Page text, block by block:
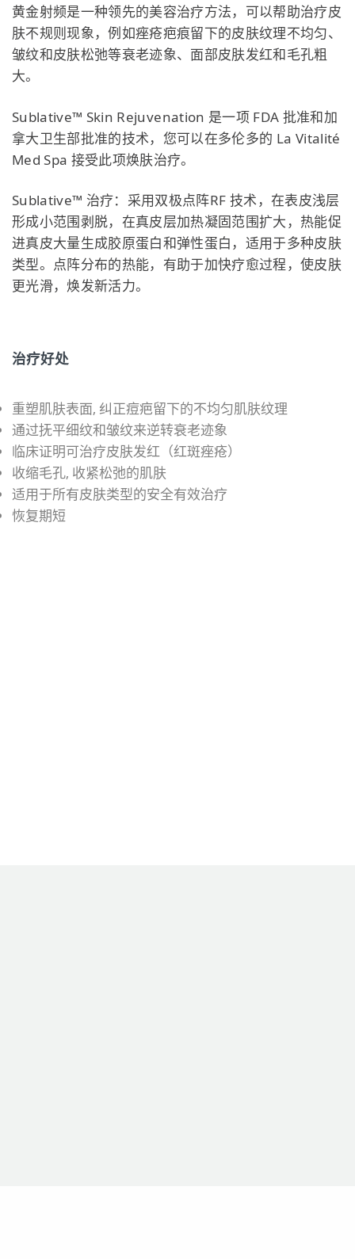
黄金射频是一种领先的美容治疗方法，可以帮助治疗皮
肤不规则现象，例如痤疮疤痕留下的皮肤纹理不均匀、
皱纹和皮肤松弛等衰老迹象、面部皮肤发红和毛孔粗
大。
Sublative™ Skin Rejuvenation 是一项 FDA 批准和加
拿大卫生部批准的技术，您可以在多伦多的 La Vitalité
Med Spa 接受此项焕肤治疗。
Sublative™ 治疗：采用双极点阵RF 技术，在表皮浅层
形成小范围剥脱，在真皮层加热凝固范围扩大，热能促
进真皮大量生成胶原蛋白和弹性蛋白，适用于多种皮肤
类型。点阵分布的热能，有助于加快疗愈过程，使皮肤
更光滑，焕发新活力。
治疗好处
重塑肌肤表面‚ 纠正痘疤留下的不均匀肌肤纹理
通过抚平细纹和皱纹来逆转衰老迹象
临床证明可治疗皮肤发红（红斑痤疮）
收缩毛孔‚ 收紧松弛的肌肤
适用于所有皮肤类型的安全有效治疗
恢复期短